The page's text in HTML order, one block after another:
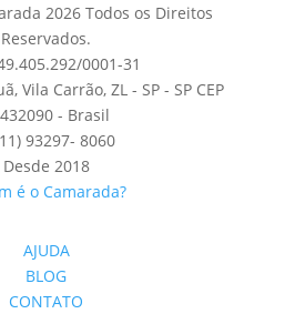
2026 Todos os Direitos
Reservados.
0001-31
Vila Carrão, ZL - SP - SP CEP
- Brasil
93297- 8060
Desde 2018
é o Camarada?
AJUDA
BLOG
CONTATO